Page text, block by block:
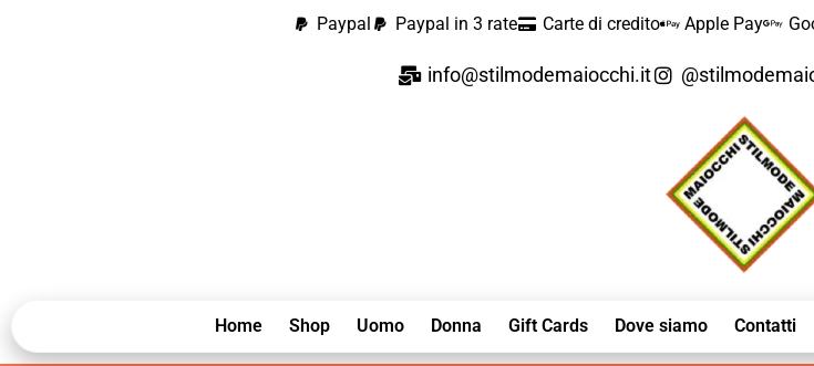
Paypal Paypal in 3 rate Carte di credito Apple Pay
info@stilmodemaiocchi.it
Home Shop Uomo Donna Gift Cards Dove siamo Contatti